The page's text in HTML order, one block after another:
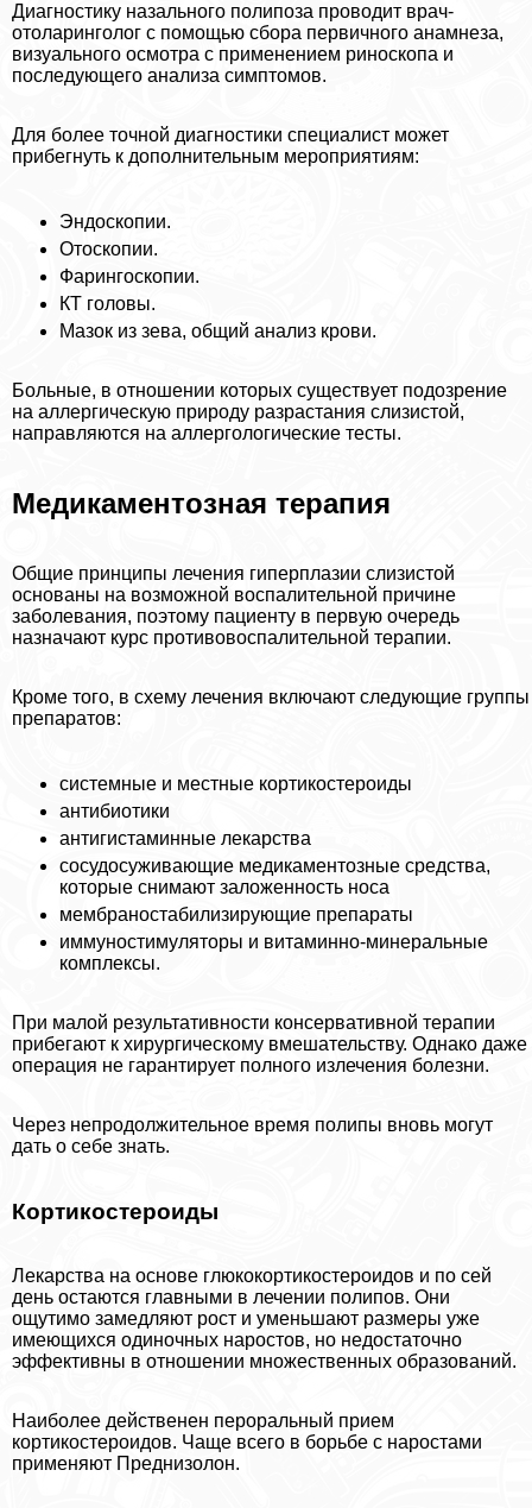
Диагностику назального полипоза проводит врач-
отоларинголог с помощью сбора первичного анамнеза,
визуального осмотра с применением риноскопа и
последующего анализа симптомов.
Для более точной диагностики специалист может
прибегнуть к дополнительным мероприятиям:
Эндоскопии.
Отоскопии.
Фарингоскопии.
КТ головы.
Maзoк из зева, общий анализ крови.
Больные, в отношении которых существует подозрение
на аллергическую природу разрастания слизистой,
направляются на аллергологические тесты.
Медикаментозная терапия
Общие принципы лечения гиперплазии слизистой
основаны на возможной воспалительной причине
заболевания, поэтому пациенту в первую очередь
назначают курс противовоспалительной терапии.
Кроме того, в схему лечения включают следующие группы
препаратов:
системные и местные кортикостероиды
антибиотики
антигистаминные лекарства
сосудосуживающие медикаментозные средства,
которые снимают заложенность носа
мембраностабилизирующие препараты
иммуностимуляторы и витаминно-минеральные
комплексы.
При малой результативности консервативной терапии
прибегают к хирургическому вмешательству. Однако даже
операция не гарантирует полного излечения болезни.
Через непродолжительное время полипы вновь могут
дать о себе знать.
Кортикостероиды
Лекарства на основе глюкокортикостероидов и по сей
день остаются главными в лечении полипов. Они
ощутимо замедляют рост и уменьшают размеры уже
имеющихся одиночных наростов, но недостаточно
эффективны в отношении множественных образований.
Наиболее действенен перopaльный прием
кортикостероидов. Чаще всего в борьбе с наростами
применяют Преднизолон.